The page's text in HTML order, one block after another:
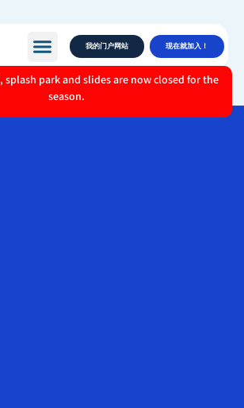
我的门户网站 现在就加入！
park and slides are now closed for the
season.